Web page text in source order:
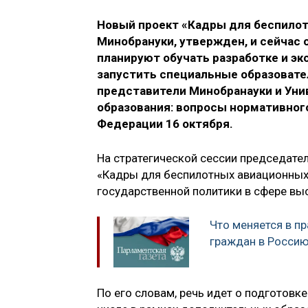
Новый проект «Кадры для
Минобрануки, утвержден, и сейчас
планируют обучать разработке и
запустить специальные
представители Минобранауки и
образования: вопросы
Федерации 16 октября.
На стратегической сессии
«Кадры для беспилотных
государственной политики в сфере
Что меняется в
граждан в
По его словам, речь идет о